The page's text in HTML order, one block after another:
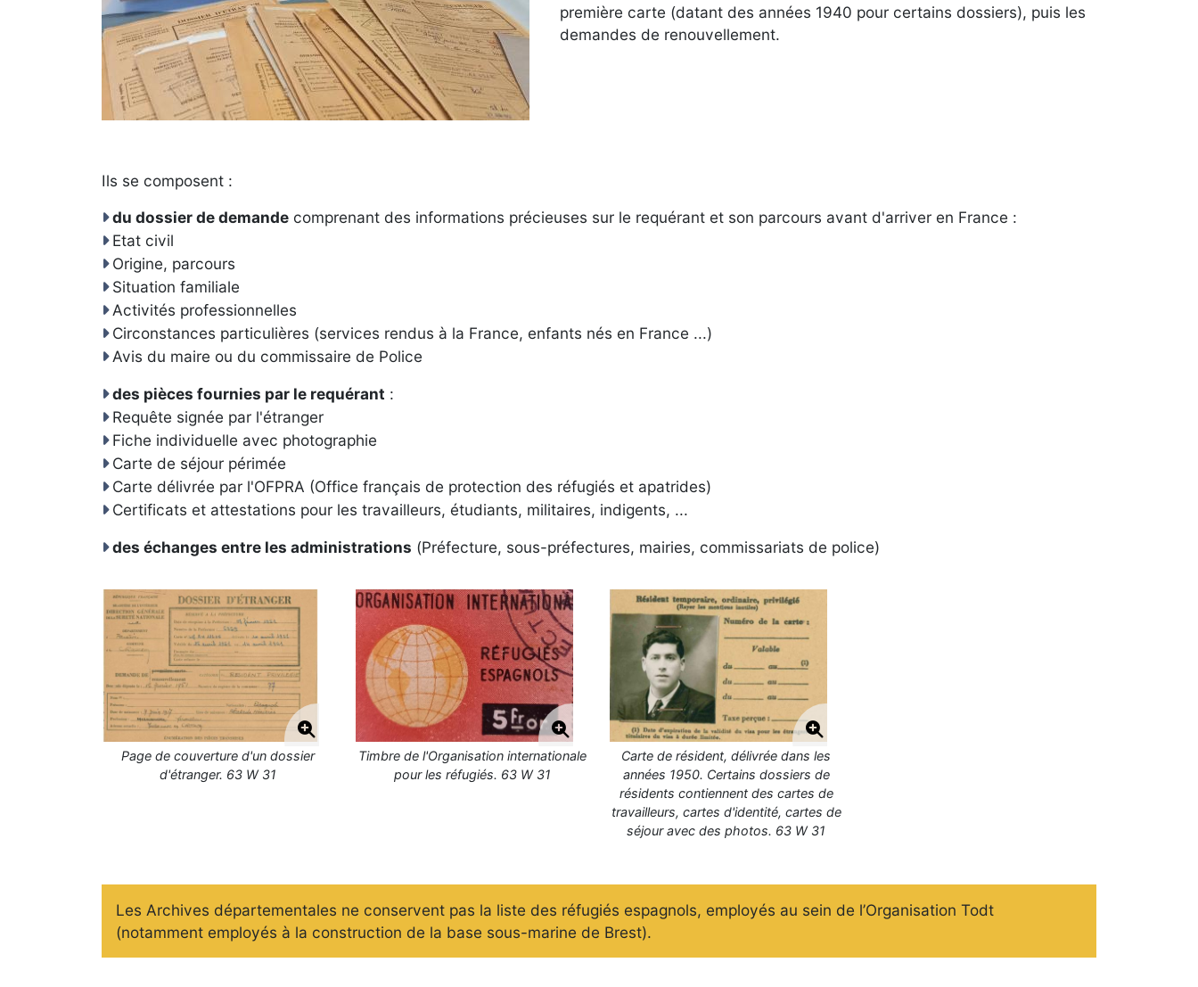
première carte (datant des années 1940 pour certains dossiers), puis les
demandes de renouvellement.
Ils se composent :
du dossier de demande comprenant des informations précieuses sur le requérant et son parcours avant d'arriver en France :
Etat civil
Origine, parcours
Situation familiale
Activités professionnelles
Circonstances particulières (services rendus à la France, enfants nés en France ...)
Avis du maire ou du commissaire de Police
des pièces fournies par le requérant :
Requête signée par l'étranger
Fiche individuelle avec photographie
Carte de séjour périmée
Carte délivrée par l'OFPRA (Office français de protection des réfugiés et apatrides)
Certificats et attestations pour les travailleurs, étudiants, militaires, indigents, ...
des échanges entre les administrations (Préfecture, sous-préfectures, mairies, commissariats de police)
Page de couverture d'un dossier
d'étranger. 63 W 31
Timbre de l'Organisation internationale
pour les réfugiés. 63 W 31
Carte de résident, délivrée dans les
années 1950. Certains dossiers de
résidents contiennent des cartes de
travailleurs, cartes d'identité, cartes de
séjour avec des photos. 63 W 31
Les Archives départementales ne conservent pas la liste des réfugiés espagnols, employés au sein de l’Organisation Todt
(notamment employés à la construction de la base sous-marine de Brest).